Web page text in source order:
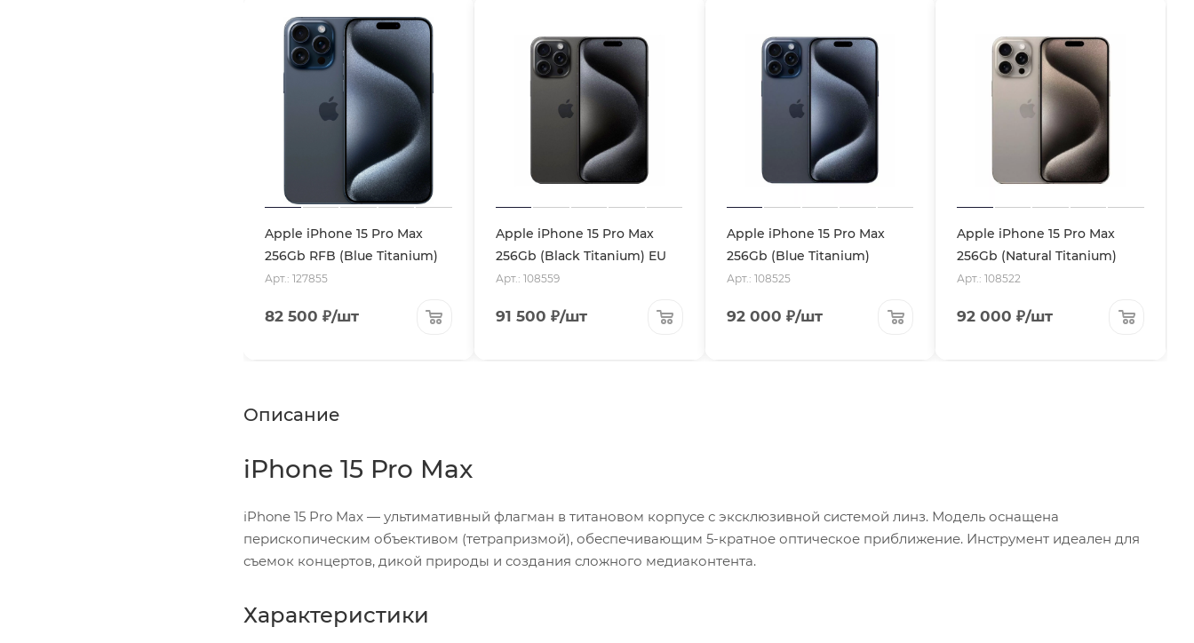
Apple iPhone 15 Pro Max
256Gb RFB (Blue Titanium)
Арт.: 127855
82 500 ₽/шт
Apple iPhone 15 Pro Max
256Gb (Black Titanium) EU
Арт.: 108559
91 500 ₽/шт
Apple iPhone 15 Pro Max
256Gb (Blue Titanium)
Арт.: 108525
92 000 ₽/шт
Apple iPhone 15 Pro Max
256Gb (Natural Titanium)
Арт.: 108522
92 000 ₽/шт
Описание
iPhone 15 Pro Max
iPhone 15 Pro Max — ультимативный флагман в титановом корпусе с эксклюзивной системой линз. Модель оснащена
перископическим объективом (тетрапризмой), обеспечивающим 5-кратное оптическое приближение. Инструмент идеален для
съемок концертов, дикой природы и создания сложного медиаконтента.
Характеристики